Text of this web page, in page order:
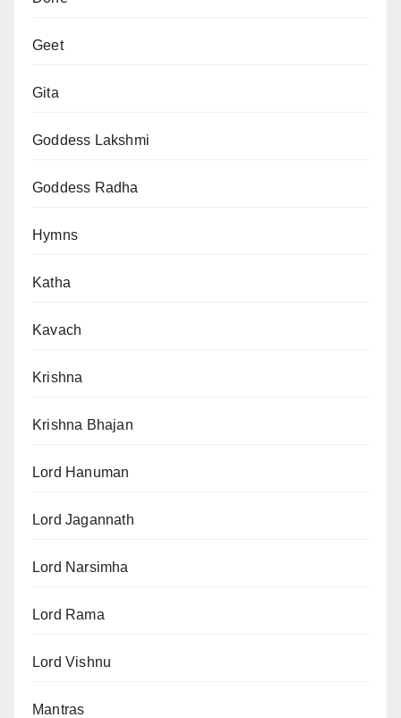
Geet
Gita
Goddess Lakshmi
Goddess Radha
Hymns
Katha
Kavach
Krishna
Krishna Bhajan
Lord Hanuman
Lord Jagannath
Lord Narsimha
Lord Rama
Lord Vishnu
Mantras